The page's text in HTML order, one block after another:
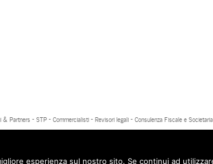
& Partners - STP - Commercialisti - Revisori legali - Consulenza Fiscale e
esperienza sul nostro sito. Se continui ad